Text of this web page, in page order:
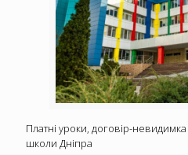
Платні уроки, договір-невидимка
школи Дніпра